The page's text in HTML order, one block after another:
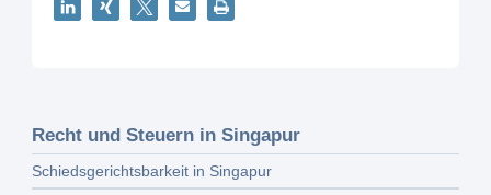
Recht und Steuern in Singapur
Schiedsgerichtsbarkeit in Singapur